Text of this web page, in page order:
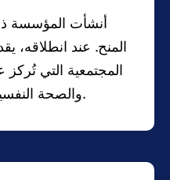
أنشأت المؤسسة
المنح. عند انطلاقه،
المجتمعية التي
والصحة النفسية لمرحلة ما قبل المراهقة.